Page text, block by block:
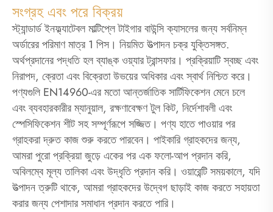
সংগ্রহ এবং পরে বিক্রয়
স্ট্যান্ডার্ড ইনফ্ল্যাটেবল মাল্টিপ্লে টাইগার বাউন্সি ক্যাসলের জন্য সর্বনিম্ন
অর্ডারের পরিমাণ মাত্র 1 পিস। নিয়মিত উত্পাদন চক্র যুক্তিসঙ্গত.
অর্থপ্রদানের পদ্ধতি হল ব্যাঙ্ক ওয়্যার ট্রান্সফার। প্রক্রিয়াটি স্বচ্ছ এবং
নিরাপদ, ক্রেতা এবং বিক্রেতা উভয়ের অধিকার এবং স্বার্থ নিশ্চিত করে।
পণ্যগুলি EN14960-এর মতো আন্তর্জাতিক সার্টিফিকেশন মেনে চলে
এবং ব্যবহারকারীর ম্যানুয়াল, রক্ষণাবেক্ষণ টুল কিট, নির্দেশাবলী এবং
স্পেসিফিকেশন শীট সহ সম্পূর্ণরূপে সজ্জিত। পণ্য হাতে পাওয়ার পর
গ্রাহকরা দ্রুত কাজ শুরু করতে পারবেন। পাইকারি গ্রাহকদের জন্য,
আমরা পুরো প্রক্রিয়া জুড়ে একের পর এক ফলো-আপ প্রদান করি,
অবিলম্বে মূল্য তালিকা এবং উদ্ধৃতি প্রদান করি। ওয়ারেন্টি সময়কালে, যদি
উত্পাদন ত্রুটি থাকে, আমরা গ্রাহকদের উদ্বেগ ছাড়াই কাজ করতে সহায়তা
করার জন্য পেশাদার সমাধান প্রদান করতে পারি।